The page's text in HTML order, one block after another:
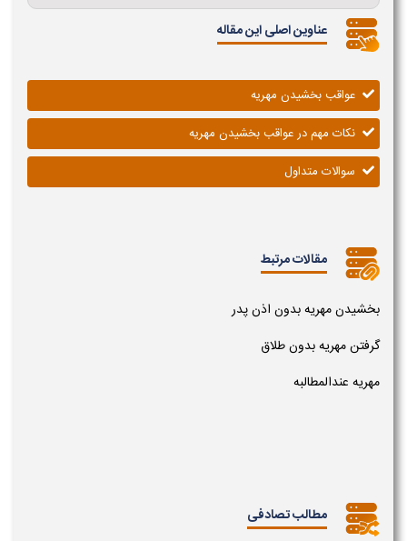
عناوین اصلی این مقاله
عواقب بخشیدن مهریه
نکات مهم در عواقب بخشیدن مهریه
سوالات متداول
مقالات مرتبط
بخشیدن مهریه بدون اذن پدر
گرفتن مهریه بدون طلاق
مهریه عندالمطالبه
مطالب تصادفی